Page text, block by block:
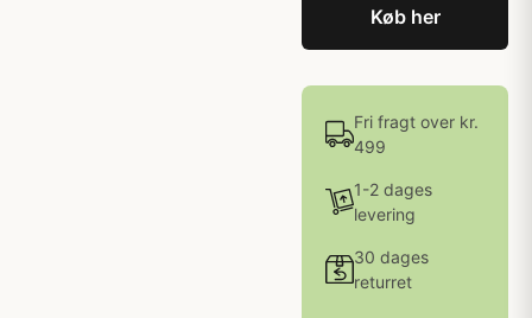
Køb her
Fri fragt over kr.
499
1-2 dages
levering
30 dages
returret